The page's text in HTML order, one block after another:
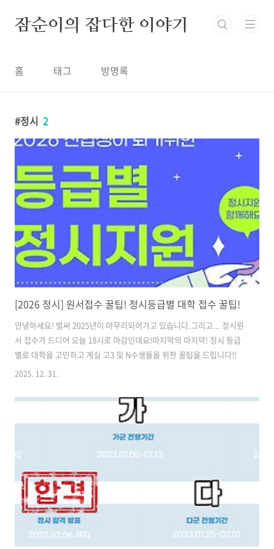
잠순이의 잡다한 이야기
홈 태그 방명록
정시 2
[2026 정시] 원서접수 꿀팁! 정시등급별 대학 접수 꿀팁!
안녕하세요! 벌써 2025년이 마무리되어가고 있습니다.그리고... 정시원
서 접수가 드디어 오늘 18시로 마감인데요!마지막의 마지막! 정시 등급
별로 대학을 고민하고 계실 고3 및 N수생들을 위한 꿀팁을 드립니다!!
2025. 12. 31.